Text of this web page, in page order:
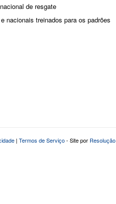
de resgate
nacionais treinados para os padrões
| Termos de Serviço- Site por Resolução